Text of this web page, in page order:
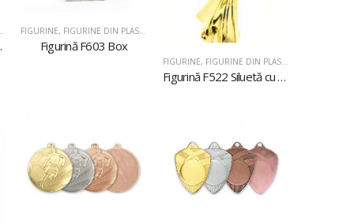
FIGURINE, FIGURINE DIN PLASTIC
Figurină F603 Box
FIGURINE, FIGURINE DIN PLASTIC
Figurină F522 Siluetă cu stea